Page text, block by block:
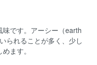
です。アーシー（earth
られることが多く、少し
ます。